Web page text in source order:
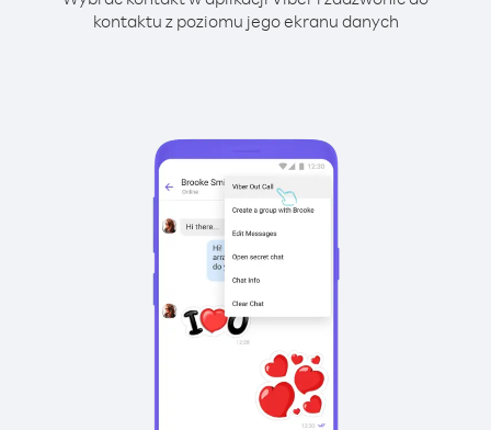
kontaktu z poziomu jego ekranu danych